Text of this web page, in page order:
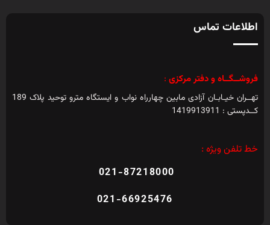
اطلاعات تماس
فروشــگــاه و دفتر مرکزی :
تهــران خیـابـان آزادی مابین چهارراه نواب و ایستگاه مترو توحید پلاک 189
کــدپستی : 1419913911
خط تلفن ویژه :
021-87218000
021-66925476